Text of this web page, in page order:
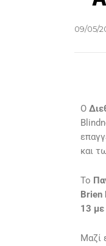
09/05/
Ο
και
Το
Brien
13
Μαζί